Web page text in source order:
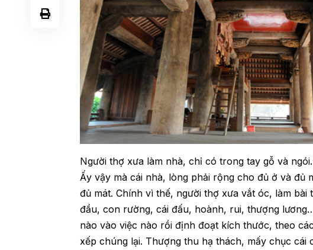
Người thợ xưa làm nhà, chỉ có trong tay gỗ và
Ấy vậy mà cái nhà, lòng phải rộng cho đủ ở và đủ
đủ mát. Chính vì thế, người thợ xưa vắt óc, làm
đầu, con rường, cái đấu, hoành, rui, thượng
nào vào việc nào rồi định đoạt kích thước, theo
xếp chúng lại. Thượng thu hạ thách, mấy chục